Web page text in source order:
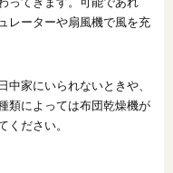
レーターや扇風機で風を充
家にいられないときや、
類によっては布団乾燥機が
ください。